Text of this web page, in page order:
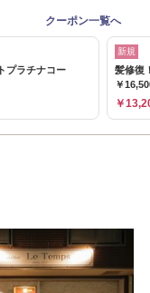
クーポン一覧へ
プラチナコー
新規
髪修復
￥
￥